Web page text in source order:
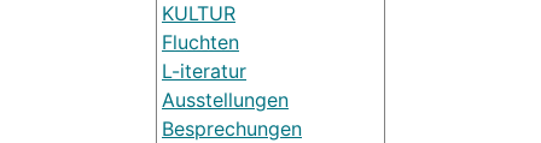
KULTUR
Fluchten
L-iteratur
Ausstellungen
Besprechungen